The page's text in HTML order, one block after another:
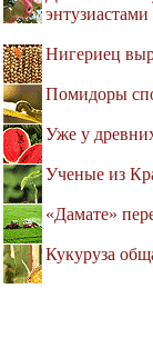
Нигериец
Помидоры
Уже у
Ученые из
«Дамате»
Кукуруза